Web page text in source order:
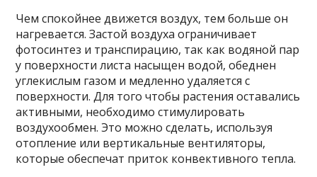
Чем спокойнее движется воздух, тем больше он
нагревается. Застой воздуха ограничивает
фотосинтез и транспирацию, так как водяной пар
у поверхности листа насыщен водой, обеднен
углекислым газом и медленно удаляется с
поверхности. Для того чтобы растения оставались
активными, необходимо стимулировать
воздухообмен. Это можно сделать, используя
отопление или вертикальные вентиляторы,
которые обеспечат приток конвективного тепла.